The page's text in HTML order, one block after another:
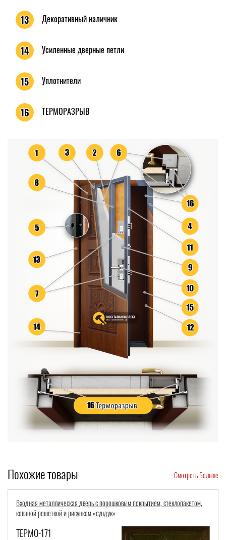
13 Декоративный наличник
14 Усиленные дверные петли
15 Уплотнители
16 ТЕРМОРАЗРЫВ
Похожие товары Смотреть Больше
Стальная одностворчатая дверь с терморазрывом и отделкой из МДФ
ТЕРМО-1021